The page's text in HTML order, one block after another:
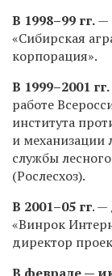
В 1998–99 гг. —
«Сибирская
корпорация».
В 1999–2001 гг.
работе
института
и механизации
службы
(Рослесхоз).
В 2001–05 гг. —
«Винрок
директор
В феврале —